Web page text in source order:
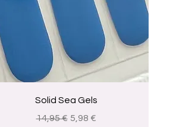
Visualização rápida
Solid Sea Gels
Preço normal
14,95 € Preço promocional
5,98 €